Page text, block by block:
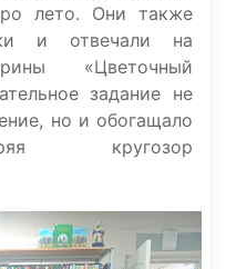
лето. Они также
и отвечали на
«Цветочный
задание не
но и обогащало
кругозор